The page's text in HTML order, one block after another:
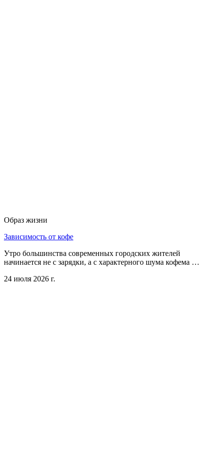
Образ жизни
Зависимость от кофе
Утро большинства современных городских жителей
начинается не с зарядки, а с характерного шума кофема …
24 июля 2026 г.